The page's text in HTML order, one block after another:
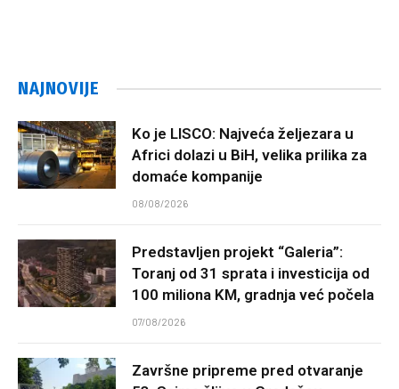
NAJNOVIJE
Ko je LISCO: Najveća željezara u
Africi dolazi u BiH, velika prilika za
domaće kompanije
08/08/2026
Predstavljen projekt “Galeria”:
Toranj od 31 sprata i investicija od
100 miliona KM, gradnja već počela
07/08/2026
Završne pripreme pred otvaranje